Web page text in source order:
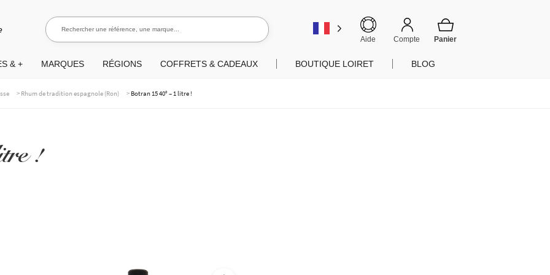
Aide Compte
Rechercher une référence, une marque...
Rechercher
& + MARQUES RÉGIONS COFFRETS & CADEAUX BOUTIQUE LOIRET BLOG
> Rhum de tradition espagnole (Ron) > Botran 15 40° – 1 litre !
!